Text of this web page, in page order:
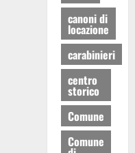
canoni di
locazione
carabinieri
centro
storico
Comune
Comune